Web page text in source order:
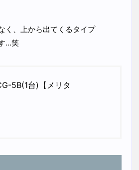
、上から出てくるタイプ
…笑
5B(1台)【メリタ